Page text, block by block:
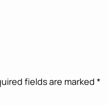
fields are marked *